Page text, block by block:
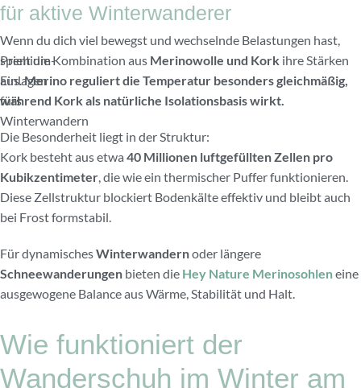
für aktive Winterwanderer
Premium-
Einlagen
fürs
Winterwandern
Wenn du dich viel bewegst und wechselnde Belastungen hast,
spielt die Kombination aus Merinowolle und Kork ihre Stärken
aus.Merino reguliert die Temperatur besonders gleichmäßig,
während Kork als natürliche Isolationsbasis wirkt.
Die Besonderheit liegt in der Struktur:
Kork besteht aus etwa 40 Millionen luftgefüllten Zellen pro
Kubikzentimeter, die wie ein thermischer Puffer funktionieren.
Diese Zellstruktur blockiert Bodenkälte effektiv und bleibt auch
bei Frost formstabil.
Für dynamischesWinterwandernoder längere
Schneewanderungen bieten die Hey Nature Merinosohleneine
ausgewogene Balance aus Wärme, Stabilität und Halt.
Wie funktioniert der
Wanderschuh im Winter am